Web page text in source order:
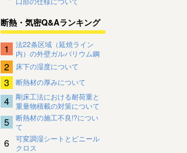
断熱・気密Q&Aランキング
1
法22条区域（延焼ライン
内）の外壁ガルバリウム鋼
板の下地について
2 床下の湿度について
3 断熱材の厚みについて
4
剛床工法における耐荷重と
重量物積載の対策について
5
断熱材の施工不良!?につい
て
6
可変調湿シートとビニール
クロス